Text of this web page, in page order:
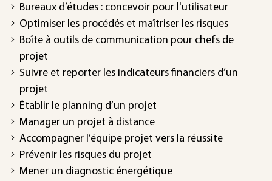
Bureaux d’études : concevoir pour l'utilisateur
Optimiser les procédés et maîtriser les risques
Boîte à outils de communication pour chefs de
projet
Suivre et reporter les indicateurs financiers d’un
projet
Établir le planning d’un projet
Manager un projet à distance
Accompagner l’équipe projet vers la réussite
Prévenir les risques du projet
Mener un diagnostic énergétique